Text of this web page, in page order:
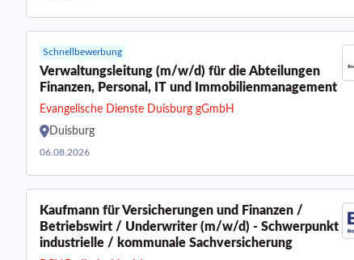
Schnellbewerbung
Verwaltungsleitung (m/w/d) für die Abteilungen
Finanzen, Personal, IT und Immobilienmanagement
Evangelische Dienste Duisburg gGmbH
Duisburg
06.08.2026
Kaufmann für Versicherungen und Finanzen /
Betriebswirt / Underwriter (m/w/d) - Schwerpunkt
industrielle / kommunale Sachversicherung